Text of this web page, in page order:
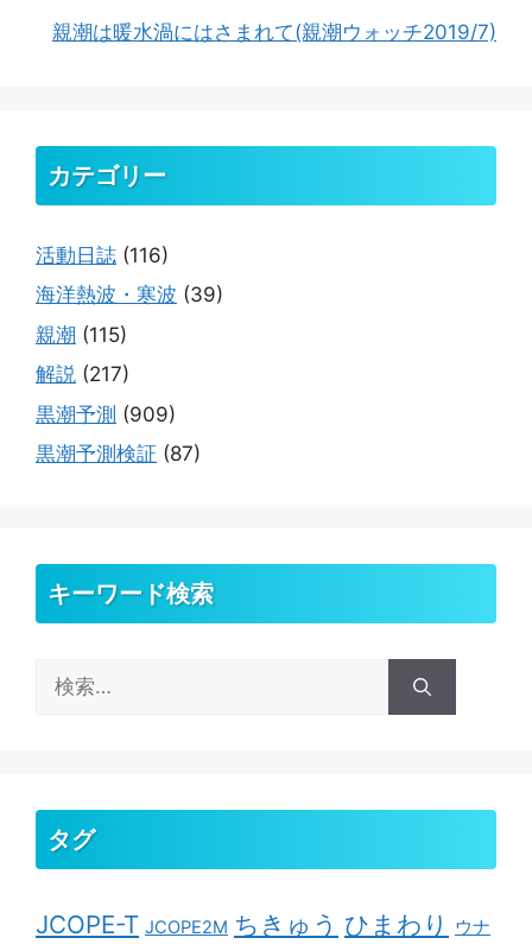
親潮は暖水渦にはさまれて(親潮ウォッチ2019/7)
カテゴリー
活動日誌 (116)
海洋熱波・寒波 (39)
親潮 (115)
解説 (217)
黒潮予測 (909)
黒潮予測検証 (87)
キーワード検索
索:
タグ
JCOPE-T JCOPE2M ちきゅう ひまわり
ウナ